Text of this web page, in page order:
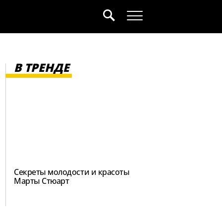
В ТРЕНДЕ
Секреты молодости и красоты
Марты Стюарт